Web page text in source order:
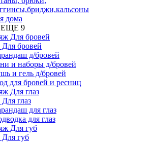
дома
9
бровей
д/бровей
и наборы д/бровей
и гель д/бровей
для бровей и ресниц
глаз
для глаз
для глаз
губ